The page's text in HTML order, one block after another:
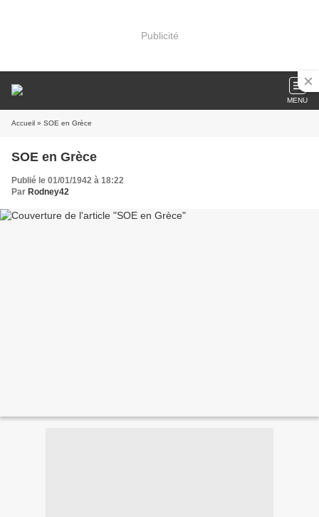
Publicité
MENU
Accueil » SOE en Grèce
SOE en Grèce
Publié le 01/01/1942 à 18:22
Par Rodney42